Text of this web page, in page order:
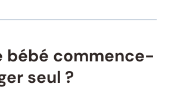
bébé commence-
seul ?